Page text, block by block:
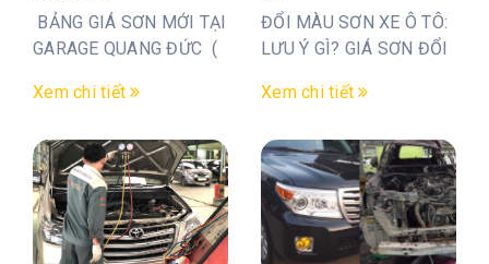
BẢNG GIÁ SƠN MỚI TẠI
GARAGE QUANG ĐỨC (
01/08/202...
Xem chi tiết
ĐỔI MÀU SƠN XE Ô TÔ:
LƯU Ý GÌ? GIÁ SƠN ĐỔI
Chi phí thay ...
Xem chi tiết